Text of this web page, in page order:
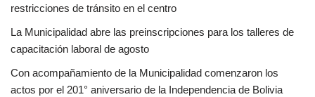
restricciones de tránsito en el centro
La Municipalidad abre las preinscripciones para los talleres de
capacitación laboral de agosto
Con acompañamiento de la Municipalidad comenzaron los
actos por el 201° aniversario de la Independencia de Bolivia